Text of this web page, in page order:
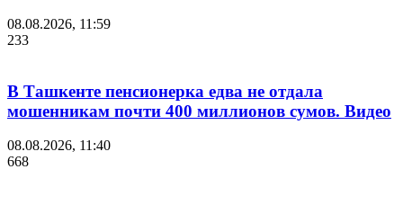
08.08.2026, 11:59
233
В Ташкенте пенсионерка едва не отдала
мошенникам почти 400 миллионов сумов. Видео
08.08.2026, 11:40
668